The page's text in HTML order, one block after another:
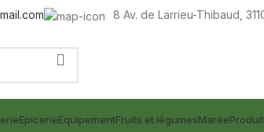
8 Av. de Larrieu-Thibaud,
EpicerieEquipementFruits et légumesMarée